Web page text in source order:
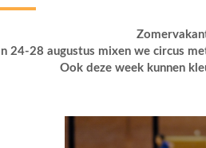
24-28 augustus mixen we circus
Ook deze week kunnen